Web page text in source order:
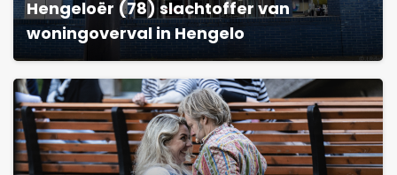
Hengeloër (78) slachtoffer van
woningoverval in Hengelo